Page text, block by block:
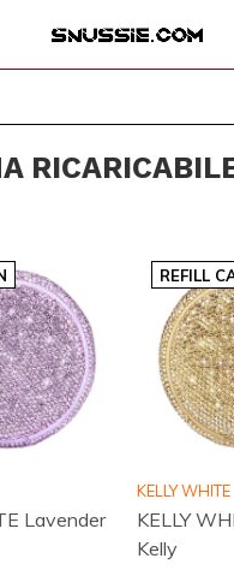
Lavender
REFILL
KELLY WHITE
KELLY
Kelly